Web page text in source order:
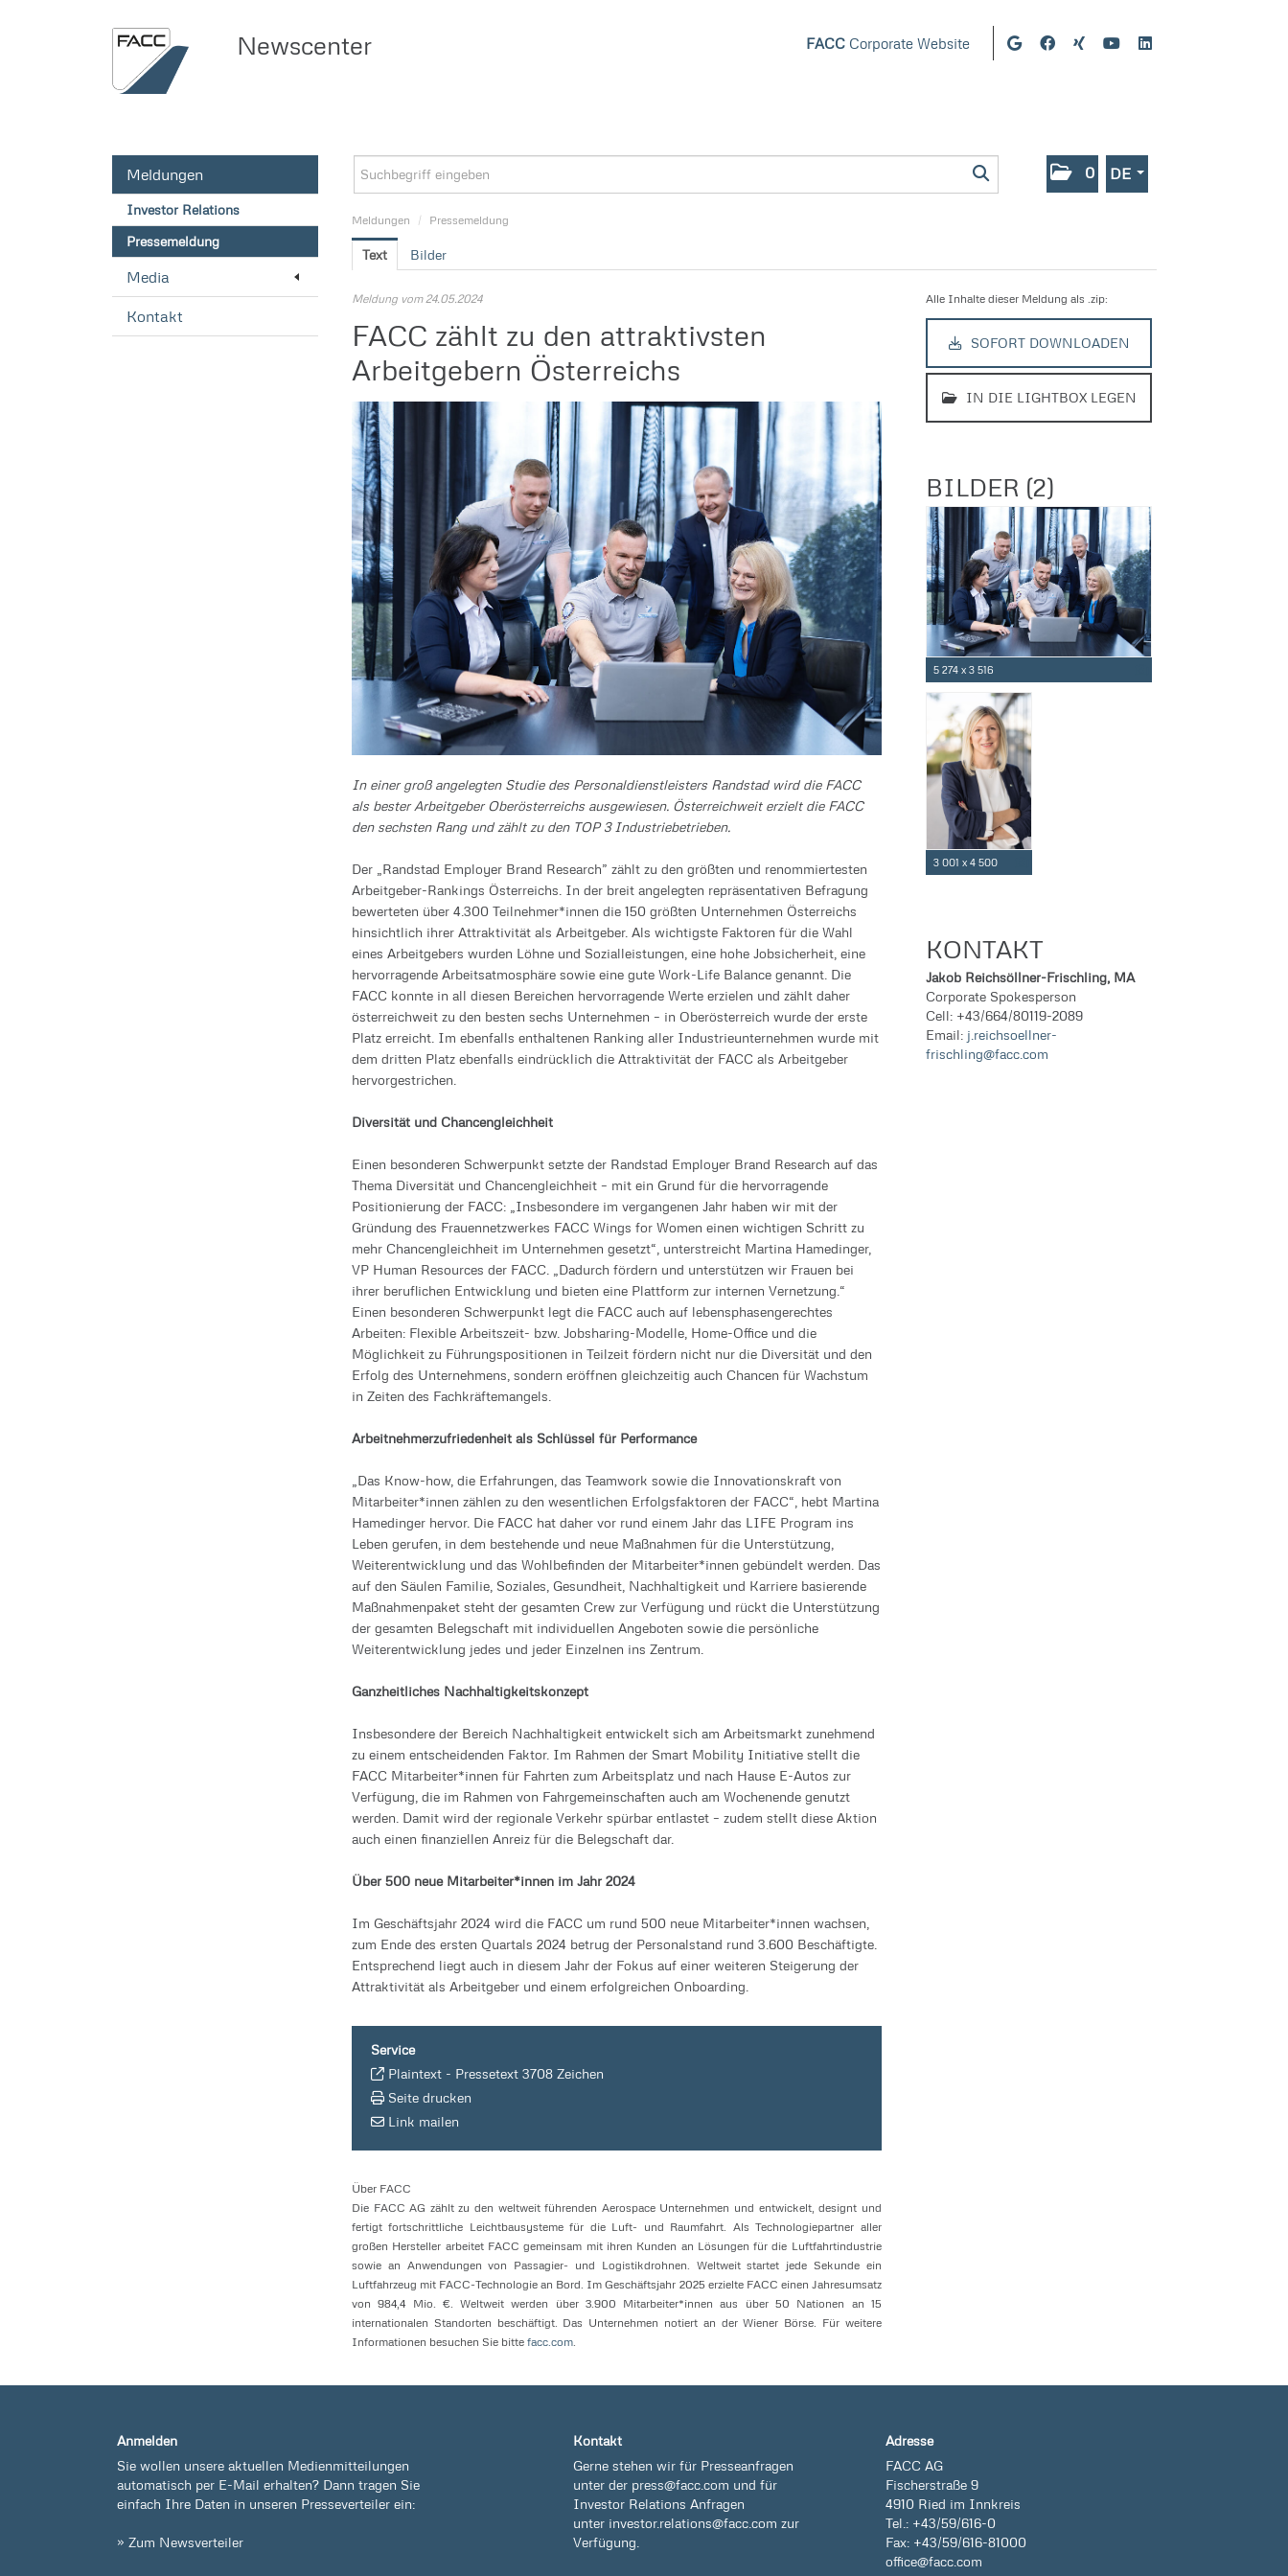
Newscenter FACC Corporate Website
0 DE
Meldungen
Investor Relations
Pressemeldung
Media
Kontakt
Meldungen / Pressemeldung
Text Bilder
Meldung vom 24.05.2024
FACC zählt zu den attraktivsten
Arbeitgebern Österreichs
In einer groß angelegten Studie des Personaldienstleisters Randstad wird die FACC
als bester Arbeitgeber Oberösterreichs ausgewiesen. Österreichweit erzielt die FACC
den sechsten Rang und zählt zu den TOP 3 Industriebetrieben.
Der „Randstad Employer Brand Research” zählt zu den größten und renommiertesten
Arbeitgeber-Rankings Österreichs. In der breit angelegten repräsentativen Befragung
bewerteten über 4.300 Teilnehmer*innen die 150 größten Unternehmen Österreichs
hinsichtlich ihrer Attraktivität als Arbeitgeber. Als wichtigste Faktoren für die Wahl
eines Arbeitgebers wurden Löhne und Sozialleistungen, eine hohe Jobsicherheit, eine
hervorragende Arbeitsatmosphäre sowie eine gute Work-Life Balance genannt. Die
FACC konnte in all diesen Bereichen hervorragende Werte erzielen und zählt daher
österreichweit zu den besten sechs Unternehmen – in Oberösterreich wurde der erste
Platz erreicht. Im ebenfalls enthaltenen Ranking aller Industrieunternehmen wurde mit
dem dritten Platz ebenfalls eindrücklich die Attraktivität der FACC als Arbeitgeber
hervorgestrichen.
Diversität und Chancengleichheit
Einen besonderen Schwerpunkt setzte der Randstad Employer Brand Research auf das
Thema Diversität und Chancengleichheit – mit ein Grund für die hervorragende
Positionierung der FACC: „Insbesondere im vergangenen Jahr haben wir mit der
Gründung des Frauennetzwerkes FACC Wings for Women einen wichtigen Schritt zu
mehr Chancengleichheit im Unternehmen gesetzt“, unterstreicht Martina Hamedinger,
VP Human Resources der FACC. „Dadurch fördern und unterstützen wir Frauen bei
ihrer beruflichen Entwicklung und bieten eine Plattform zur internen Vernetzung.“
Einen besonderen Schwerpunkt legt die FACC auch auf lebensphasengerechtes
Arbeiten: Flexible Arbeitszeit- bzw. Jobsharing-Modelle, Home-Office und die
Möglichkeit zu Führungspositionen in Teilzeit fördern nicht nur die Diversität und den
Erfolg des Unternehmens, sondern eröffnen gleichzeitig auch Chancen für Wachstum
in Zeiten des Fachkräftemangels.
Arbeitnehmerzufriedenheit als Schlüssel für Performance
„Das Know-how, die Erfahrungen, das Teamwork sowie die Innovationskraft von
Mitarbeiter*innen zählen zu den wesentlichen Erfolgsfaktoren der FACC“, hebt Martina
Hamedinger hervor. Die FACC hat daher vor rund einem Jahr das LIFE Program ins
Leben gerufen, in dem bestehende und neue Maßnahmen für die Unterstützung,
Weiterentwicklung und das Wohlbefinden der Mitarbeiter*innen gebündelt werden. Das
auf den Säulen Familie, Soziales, Gesundheit, Nachhaltigkeit und Karriere basierende
Maßnahmenpaket steht der gesamten Crew zur Verfügung und rückt die Unterstützung
der gesamten Belegschaft mit individuellen Angeboten sowie die persönliche
Weiterentwicklung jedes und jeder Einzelnen ins Zentrum.
Ganzheitliches Nachhaltigkeitskonzept
Insbesondere der Bereich Nachhaltigkeit entwickelt sich am Arbeitsmarkt zunehmend
zu einem entscheidenden Faktor. Im Rahmen der Smart Mobility Initiative stellt die
FACC Mitarbeiter*innen für Fahrten zum Arbeitsplatz und nach Hause E-Autos zur
Verfügung, die im Rahmen von Fahrgemeinschaften auch am Wochenende genutzt
werden. Damit wird der regionale Verkehr spürbar entlastet – zudem stellt diese Aktion
auch einen finanziellen Anreiz für die Belegschaft dar.
Über 500 neue Mitarbeiter*innen im Jahr 2024
Im Geschäftsjahr 2024 wird die FACC um rund 500 neue Mitarbeiter*innen wachsen,
zum Ende des ersten Quartals 2024 betrug der Personalstand rund 3.600 Beschäftigte.
Entsprechend liegt auch in diesem Jahr der Fokus auf einer weiteren Steigerung der
Attraktivität als Arbeitgeber und einem erfolgreichen Onboarding.
Service
Plaintext - Pressetext 3708 Zeichen
Seite drucken
Link mailen
Über FACC
Die FACC AG zählt zu den weltweit führenden Aerospace Unternehmen und entwickelt, designt und
fertigt fortschrittliche Leichtbausysteme für die Luft- und Raumfahrt. Als Technologiepartner aller
großen Hersteller arbeitet FACC gemeinsam mit ihren Kunden an Lösungen für die Luftfahrtindustrie
sowie an Anwendungen von Passagier- und Logistikdrohnen. Weltweit startet jede Sekunde ein
Luftfahrzeug mit FACC-Technologie an Bord. Im Geschäftsjahr 2025 erzielte FACC einen Jahresumsatz
von 984,4 Mio. €. Weltweit werden über 3.900 Mitarbeiter*innen aus über 50 Nationen an 15
internationalen Standorten beschäftigt. Das Unternehmen notiert an der Wiener Börse. Für weitere
Informationen besuchen Sie bitte facc.com
Alle Inhalte dieser Meldung als .zip:
SOFORT DOWNLOADEN
IN DIE LIGHTBOX LEGEN
BILDER (2)
5 274 x 3 516
3 001 x 4 500
KONTAKT
Jakob Reichsöllner-Frischling, MA
Corporate Spokesperson
Cell: +43/664/80119-2089
Email: j.reichsoellner-
frischling@facc.com
Anmelden
Sie wollen unsere aktuellen Medienmitteilungen
automatisch per E-Mail erhalten? Dann tragen Sie
einfach Ihre Daten in unseren Presseverteiler ein:
» Zum Newsverteiler
Kontakt
Gerne stehen wir für Presseanfragen
unter der press@facc.com und für
Investor Relations Anfragen
unter investor.relations@facc.com zur
Verfügung.
Adresse
FACC AG
Fischerstraße 9
4910 Ried im Innkreis
Tel.: +43/59/616-0
Fax: +43/59/616-81000
office@facc.com